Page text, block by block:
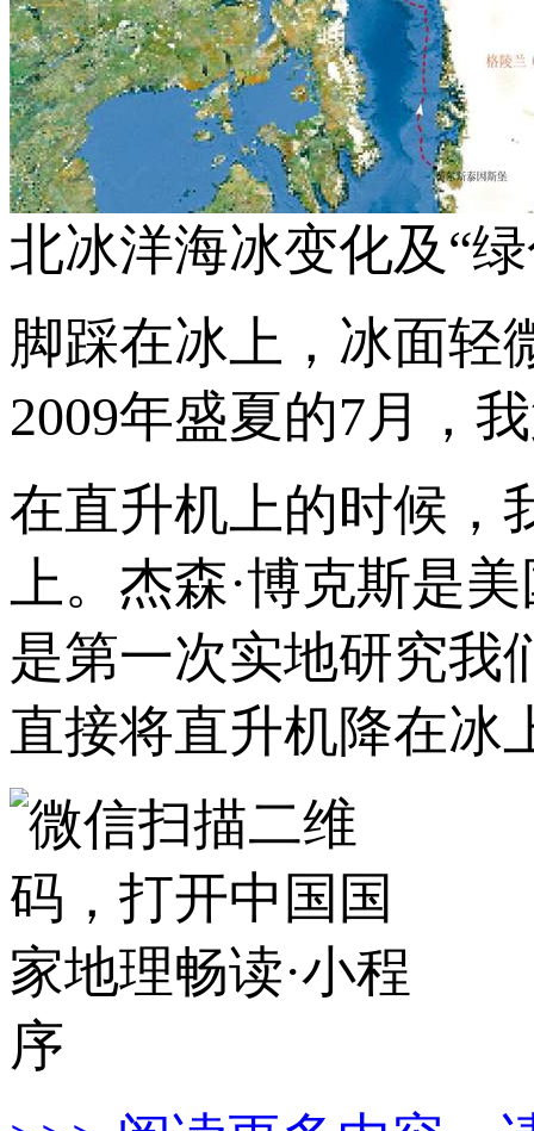
北冰洋海冰变化及“
脚踩在冰上，冰面轻
2009年盛夏的7月，
在直升机上的时候，
上。杰森·博克斯是
是第一次实地研究我
直接将直升机降在冰